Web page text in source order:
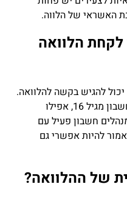
האשראי של הלווה.
אפשר לקחת הלוואה
להגיש בקשה להלוואה.
רוב הבנקים מאפשרים פתיחת חשבון מגיל 16, אפילו
חשבון פעיל עם
להיות אפשרי גם
של ההלוואה?